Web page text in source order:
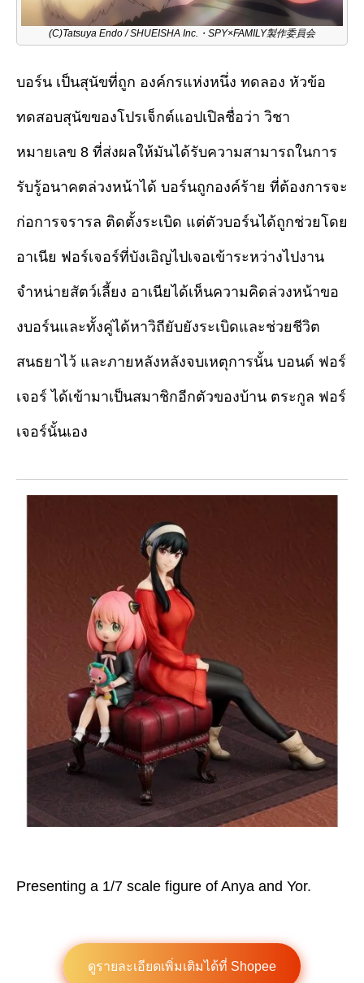
(C)Tatsuya Endo / SHUEISHA Inc.・SPY×FAMILY製作委員会
บอร์น เป็นสุนัขที่ถูก องค์กรแห่งหนึ่ง ทดลอง หัวข้อ
ทดสอบสุนัขของโปรเจ็กต์แอปเปิลชื่อว่า วิชา
หมายเลข 8 ที่ส่งผลให้มันได้รับความสามารถในการ
รับรู้อนาคตล่วงหน้าได้ บอร์นถูกองค์ร้าย ที่ต้องการจะ
ก่อการจรารล ติดตั้งระเบิด แต่ตัวบอร์นได้ถูกช่วยโดย
อาเนีย ฟอร์เจอร์ที่บังเอิญไปเจอเข้าระหว่างไปงาน
จำหน่ายสัตว์เลี้ยง อาเนียได้เห็นความคิดล่วงหน้าขอ
งบอร์นและทั้งคู่ได้หาวิถียับยังระเบิดและช่วยชีวิต
สนธยาไว้ และภายหลังหลังจบเหตุการนั้น บอนด์ ฟอร์
เจอร์ ได้เข้ามาเป็นสมาชิกอีกตัวของบ้าน ตระกูล ฟอร์
เจอร์นั้นเอง
Presenting a 1/7 scale figure of Anya and Yor.
ดูรายละเอียดเพิ่มเติมได้ที่ Shopee